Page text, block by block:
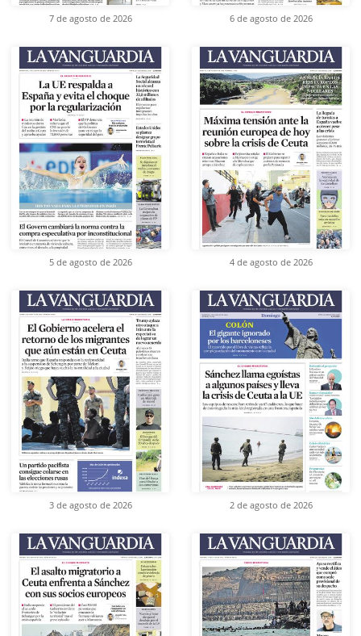
7 de agosto de 2026 6 de agosto de 2026
5 de agosto de 2026 4 de agosto de 2026
3 de agosto de 2026 2 de agosto de 2026